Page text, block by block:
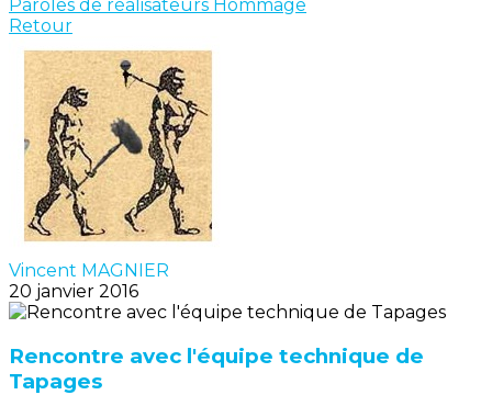
Paroles de réalisateurs Hommage
Retour
Vincent MAGNIER
20 janvier 2016
Rencontre avec l'équipe technique de
Tapages